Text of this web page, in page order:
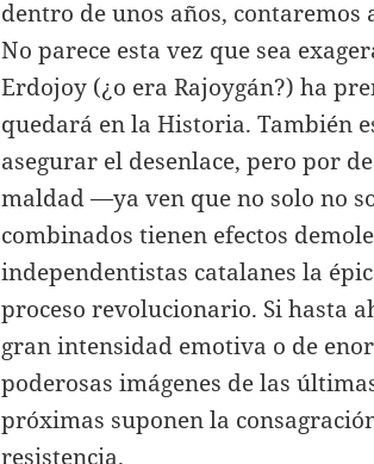
dentro de unos años,
No parece esta vez que sea
Erdojoy (¿o era Rajoygán?) ha
quedará en la Historia. También
asegurar el desenlace, pero por
maldad —ya ven que no solo no
combinados tienen efectos
independentistas catalanes la
proceso revolucionario. Si hasta
gran intensidad emotiva o de
poderosas imágenes de las
próximas suponen la
resistencia.